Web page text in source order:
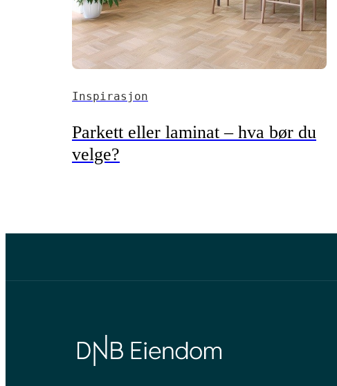
Inspirasjon
Parkett eller laminat – hva bør du
velge?